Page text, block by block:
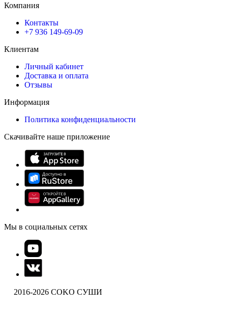
Компания
Контакты
+7 936 149-69-09
Клиентам
Личный кабинет
Доставка и оплата
Отзывы
Информация
Политика конфиденциальности
Скачивайте наше приложение
Мы в социальных сетях
2016-2026 COKO СУШИ